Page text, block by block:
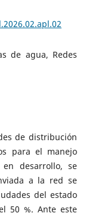
de agua, Redes
de distribución
para el manejo
desarrollo, se
a la red se
del estado
50 %. Ante este